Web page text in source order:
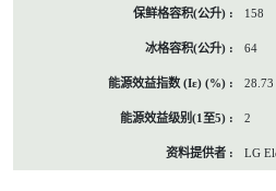
158
64
28.73
2
LG